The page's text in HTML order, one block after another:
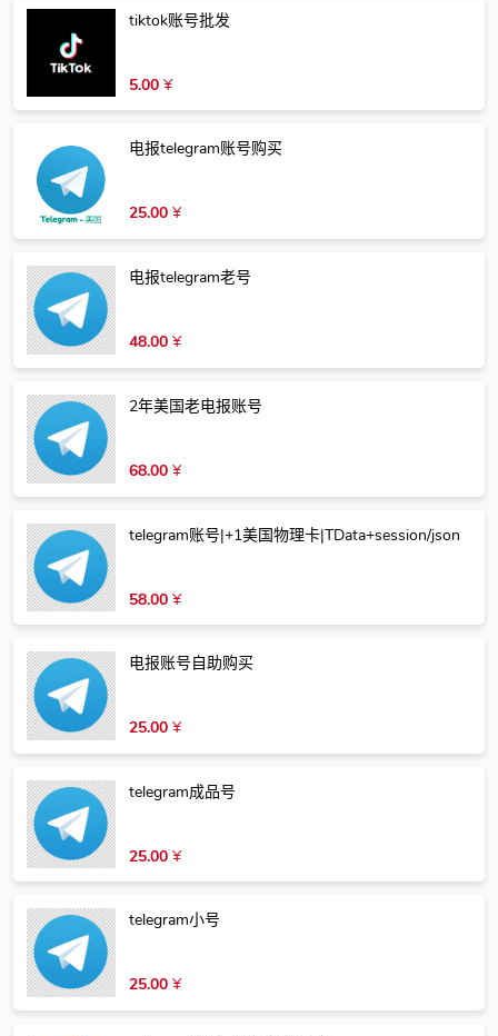
tiktok账号批发
5.00 ¥
电报telegram账号购买
25.00 ¥
电报telegram老号
48.00 ¥
2年美国老电报账号
68.00 ¥
telegram账号|+1美国物理卡|TData+session/json
58.00 ¥
电报账号自助购买
25.00 ¥
telegram成品号
25.00 ¥
telegram小号
25.00 ¥